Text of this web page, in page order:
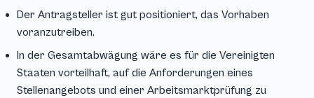
Der Antragsteller ist gut positioniert, das Vorhaben
voranzutreiben.
In der Gesamtabwägung wäre es für die Vereinigten
Staaten vorteilhaft, auf die Anforderungen eines
Stellenangebots und einer Arbeitsmarktprüfung zu